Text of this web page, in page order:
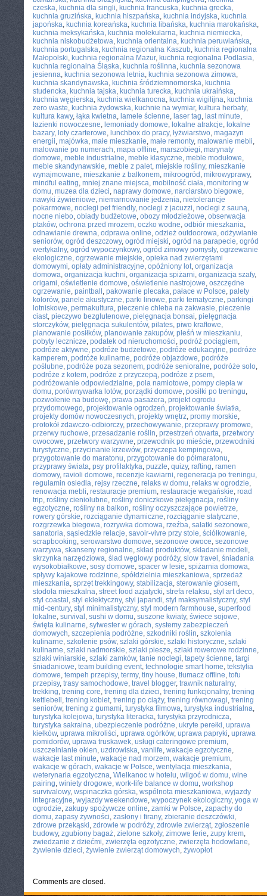
czeska, kuchnia dla singli, kuchnia francuska, kuchnia grecka,
kuchnia gruzińska, kuchnia hiszpańska, kuchnia indyjska, kuchnia
japońska, kuchnia koreańska, kuchnia libańska, kuchnia marokańska,
kuchnia meksykańska, kuchnia molekularna, kuchnia niemiecka,
kuchnia niskobudżetowa, kuchnia orientalna, kuchnia peruwiańska,
kuchnia portugalska, kuchnia regionalna Kaszub, kuchnia regionalna
Małopolski, kuchnia regionalna Mazur, kuchnia regionalna Podlasia,
kuchnia regionalna Śląska, kuchnia roślinna, kuchnia sezonowa
jesienna, kuchnia sezonowa letnia, kuchnia sezonowa zimowa,
kuchnia skandynawska, kuchnia śródziemnomorska, kuchnia
studencka, kuchnia tajska, kuchnia turecka, kuchnia ukraińska,
kuchnia węgierska, kuchnia wielkanocna, kuchnia wigilijna, kuchnia
zero waste, kuchnia żydowska, kuchnie na wymiar, kultura herbaty,
kultura kawy, łąka kwietna, lamele ścienne, laser tag, last minute,
łazienki nowoczesne, lemoniady domowe, lokalne atrakcje, lokalne
bazary, loty czarterowe, lunchbox do pracy, łyżwiarstwo, magazyn
energii, majówka, małe mieszkanie, małe remonty, malowanie mebli,
malowanie po numerach, mapa offline, marszobiegi, marynaty
domowe, meble industrialne, meble klasyczne, meble modułowe,
meble skandynawskie, meble z palet, miejskie rośliny, mieszkanie
wynajmowane, mieszkanie z balkonem, mikroogród , mikrowyprawy,
mindful eating, mniej znane miejsca, mobilność ciała, monitoring w
domu, muzea dla dzieci, naprawy domowe, narciarstwo biegowe,
nawyki żywieniowe, niemarnowanie jedzenia, nietolerancje
pokarmowe, noclegi pet friendly, noclegi z jacuzzi, noclegi z sauną,
nocne niebo, obiady budżetowe, obozy młodzieżowe, obserwacja
ptaków, ochrona przed mrozem, oczko wodne, odbiór mieszkania,
odnawianie drewna, odprawa online, odzież outdoorowa, odżywianie
seniorów, ogród deszczowy, ogród miejski, ogród na parapecie, ogród
wertykalny, ogród wypoczynkowy, ogród zimowy pomysły, ogrzewanie
ekologiczne, ogrzewanie miejskie, opieka nad zwierzętami
domowymi, opłaty administracyjne, opóźniony lot, organizacja
domowa, organizacja kuchni, organizacja spiżarni, organizacja szafy,
origami, oświetlenie domowe, oświetlenie nastrojowe, oszczędne
ogrzewanie, paintball , pakowanie plecaka, pałace w Polsce, palety
kolorów, panele akustyczne, parki linowe, parki tematyczne, parkingi
lotniskowe, permakultura, pieczenie chleba na zakwasie, pieczenie
ciast, pieczywo bezglutenowe, pielęgnacja bonsai, pielęgnacja
storczyków, pielęgnacja sukulentów, pilates, piwo kraftowe,
planowanie posiłków, planowanie zakupów, pleśń w mieszkaniu,
pobyty lecznicze, podatek od nieruchomości, podróż pociągiem,
podróże aktywne, podróże budżetowe, podróże edukacyjne, podróże
kamperem, podróże kulinarne, podróże objazdowe, podróże
poślubne, podróże poza sezonem, podróże senioralne, podróże solo,
podróże z kotem, podróże z przyczepą, podróże z psem,
podróżowanie odpowiedzialne, pola namiotowe, pompy ciepła w
domu, porównywarka lotów, porządki domowe, posiłki po treningu,
pozwolenie na budowę, prawa pasażera, projekt ogrodu
przydomowego, projektowanie ogrodzeń, projektowanie światła,
projekty domów nowoczesnych, projekty wnętrz, promy morskie,
protokół zdawczo-odbiorczy, przechowywanie, przeprawy promowe,
przerwy ruchowe, przesadzanie roślin, przestrzeń otwarta, przetwory
owocowe, przetwory warzywne, przewodnik po mieście, przewodniki
turystyczne, przycinanie krzewów, przyczepa kempingowa,
przygotowanie do maratonu, przygotowanie do półmaratonu,
przyprawy świata, psy profilaktyka, puzzle, quizy, rafting, ramen
domowy, ravioli domowe, recenzje kawiarni, regeneracja po treningu,
regulamin osiedla, rejsy rzeczne, relaks w domu, relaks w ogrodzie,
renowacja mebli, restauracje premium, restauracje wegańskie, road
trip, rośliny cieniolubne, rośliny doniczkowe pielęgnacja, rośliny
egzotyczne, rośliny na balkon, rośliny oczyszczające powietrze,
rowery górskie, rozciąganie dynamiczne, rozciąganie statyczne,
rozgrzewka biegowa, rozrywka domowa, rzeźba, sałatki sezonowe,
sanatoria, sąsiedzkie relacje, savoir-vivre przy stole, ściółkowanie,
scrapbooking, serowarstwo domowe, sezonowe owoce, sezonowe
warzywa, skanseny regionalne, skład produktów, składanie modeli,
skrzynka narzędziowa, ślad węglowy podróży, slow travel , śniadania
wysokobiałkowe, sosy domowe, spacer w lesie, spiżarnia domowa,
spływy kajakowe rodzinne, spółdzielnia mieszkaniowa, sprzedaż
mieszkania, sprzęt trekkingowy, stabilizacja, sterowanie głosem,
stodoła mieszkalna, street food azjatycki, strefa relaksu, styl art deco,
styl coastal , styl eklektyczny, styl japandi, styl maksymalistyczny, styl
mid-century, styl minimalistyczny, styl modern farmhouse, superfood
lokalne, survival , sushi w domu, suszone kwiaty, świece sojowe,
święta kulinarne, sylwester w górach, systemy zabezpieczeń
domowych, szczepienia podróżne, szkodniki roślin, szkolenia
kulinarne, szkolenie psów, szlaki górskie, szlaki historyczne, szlaki
kulinarne, szlaki nadmorskie, szlaki piesze, szlaki rowerowe rodzinne,
szlaki winiarskie, szlaki zamków, tanie noclegi, tapety ścienne, targi
śniadaniowe, team building event, technologie smart home, tekstylia
domowe, tempeh przepisy, termy, tiny house, tłumacz offline, tofu
przepisy, trasy samochodowe, travel blogger, trawnik naturalny,
trekking, trening core, trening dla dzieci, trening funkcjonalny, trening
kettlebell , trening kobiet, trening po ciąży, trening równowagi, trening
seniorów, trening z gumami, turystyka filmowa, turystyka industrialna,
turystyka kolejowa, turystyka literacka, turystyka przyrodnicza,
turystyka sakralna, ubezpieczenie podróżne, ukryte perełki, uprawa
kiełków, uprawa mikroliści, uprawa ogórków, uprawa papryki, uprawa
pomidorów, uprawa truskawek, usługi cateringowe premium,
uszczelnianie okien, uzdrowiska, vanlife, wakacje egzotyczne,
wakacje last minute, wakacje nad morzem, wakacje premium,
wakacje w górach, wakacje w Polsce, wentylacja mieszkania,
weterynaria egzotyczna, Wielkanoc w hotelu, wilgoć w domu, wine
pairing, winiety drogowe, work-life balance w domu, workshop
survivalowy, wspinaczka górska, wspólnota mieszkaniowa, wyjazdy
integracyjne, wyjazdy weekendowe, wypoczynek ekologiczny, yoga w
ogrodzie, zakupy spożywcze online, zamki w Polsce, zapachy do
domu, zapasy żywności, zasłony i firany, zbieranie deszczówki,
zdrowe przekąski, zdrowie w podróży, zdrowie zwierząt, zgłoszenie
budowy, zgubiony bagaż, zielone szkoły, zimowe ferie, zupy krem,
zwiedzanie z dziećmi, zwierzęta egzotyczne, zwierzęta hodowlane,
żywienie dzieci, żywienie zwierząt domowych, żywopłot
Comments are closed.